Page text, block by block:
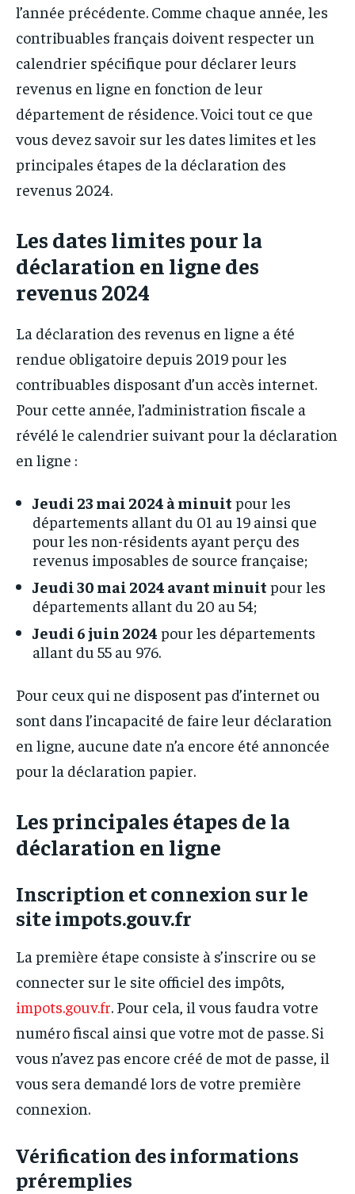
l’année précédente. Comme chaque année, les
contribuables français doivent respecter un
calendrier spécifique pour déclarer leurs
revenus en ligne en fonction de leur
département de résidence. Voici tout ce que
vous devez savoir sur les dates limites et les
principales étapes de la déclaration des
revenus 2024.
Les dates limites pour la
déclaration en ligne des
revenus 2024
La déclaration des revenus en ligne a été
rendue obligatoire depuis 2019 pour les
contribuables disposant d’un accès internet.
Pour cette année, l’administration fiscale a
révélé le calendrier suivant pour la déclaration
en ligne :
Jeudi 23 mai 2024 à minuit pour les
départements allant du 01 au 19 ainsi que
pour les non-résidents ayant perçu des
revenus imposables de source française;
Jeudi 30 mai 2024 avant minuit pour les
départements allant du 20 au 54;
Jeudi 6 juin 2024 pour les départements
allant du 55 au 976.
Pour ceux qui ne disposent pas d’internet ou
sont dans l’incapacité de faire leur déclaration
en ligne, aucune date n’a encore été annoncée
pour la déclaration papier.
Les principales étapes de la
déclaration en ligne
Inscription et connexion sur le
site impots.gouv.fr
La première étape consiste à s’inscrire ou se
connecter sur le site officiel des impôts,
impots.gouv.fr. Pour cela, il vous faudra votre
numéro fiscal ainsi que votre mot de passe. Si
vous n’avez pas encore créé de mot de passe, il
vous sera demandé lors de votre première
connexion.
Vérification des informations
préremplies